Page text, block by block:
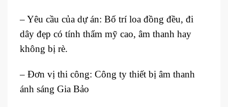
– Yêu cầu của dự án: Bố trí loa đồng đều, đi
dây đẹp có tính thẩm mỹ cao, âm thanh hay
không bị rè.
– Đơn vị thi công: Công ty thiết bị âm thanh
ánh sáng Gia Bảo